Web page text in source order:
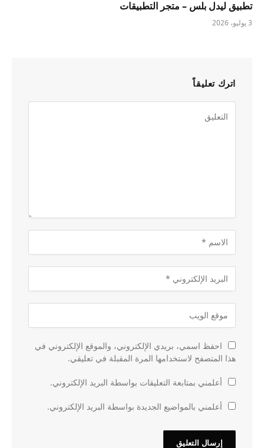
تطبيق ليدل بلس – متجر التطبيقات
3 يوليو، 2026
اترك تعليقاً
احفظ اسمي، بريدي الإلكتروني، والموقع الإلكتروني في
هذا المتصفح لاستخدامها المرة المقبلة في تعليقي.
أعلمني بمتابعة التعليقات بواسطة البريد الإلكتروني.
أعلمني بالمواضيع الجديدة بواسطة البريد الإلكتروني.